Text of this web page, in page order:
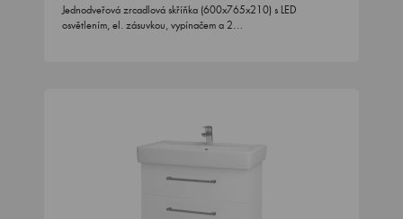
Jednodveřová zrcadlová skříňka (600x765x210) s LED
osvětlením, el. zásuvkou, vypínačem a 2…